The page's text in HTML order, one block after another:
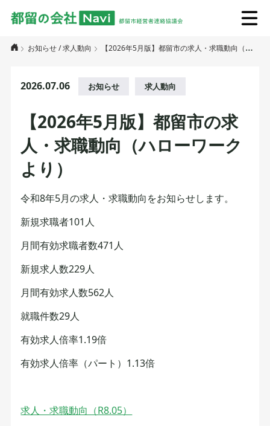
お知らせ/求人動向 【2026年5月版】都留市の求人・求職動向（ハローワークより）
2026.07.06 お知らせ 求人動向
【2026年5月版】都留市の求
人・求職動向（ハローワーク
より）
令和8年5月の求人・求職動向をお知らせします。
新規求職者101人
月間有効求職者数471人
新規求人数229人
月間有効求人数562人
就職件数29人
有効求人倍率1.19倍
有効求人倍率（パート）1.13倍
求人・求職動向（R8.05）